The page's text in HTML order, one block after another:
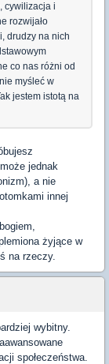
cywilizacja i
rozwijało
drudzy na nich
co nas różni od
myśleć w
jestem istotą na
jednak
a nie
innej
żyjące w
na rzeczy.
wybitny.
społeczeństwa.